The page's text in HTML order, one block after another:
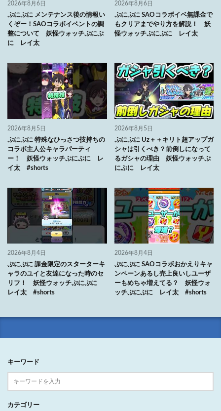
2026年8月6日
ぷにぷに メンテナンス後の情報い
くぞー！SAOコラボイベントの調
整について 妖怪ウォッチぷにぷ
に レイ太
2026年8月6日
ぷにぷに SAOコラボイベ無課金で
もクリアまでやり方を解説！ 妖
怪ウォッチぷにぷに レイ太
2026年8月5日
ぷにぷに 特殊なひっさつ技持ちの
コラボ主人公キャラパーティ
ー！ 妖怪ウォッチぷにぷに レ
イ太 #shorts
2026年8月5日
ぷにぷに Uz＋＋キリト超アップガ
シャは引くべき？前倒しになって
るガシャの理由 妖怪ウォッチぷ
にぷに レイ太
2026年8月4日
ぷにぷに 課金限定のスターターキ
ャラのユイと友達になった時のセ
リフ！ 妖怪ウォッチぷにぷに
レイ太 #shorts
2026年8月4日
ぷにぷに SAOコラボおかえりキャ
ンペーンあるし売上良いしユーザ
ーもめちゃ増えてる？ 妖怪ウォ
ッチぷにぷに レイ太 #shorts
キーワード
カテゴリー